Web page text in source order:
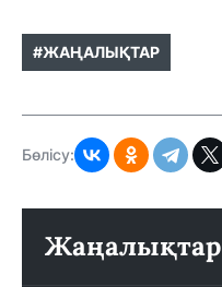
#ЖАҢАЛЫҚТАР
Бөлісу:
Жаңалықтар